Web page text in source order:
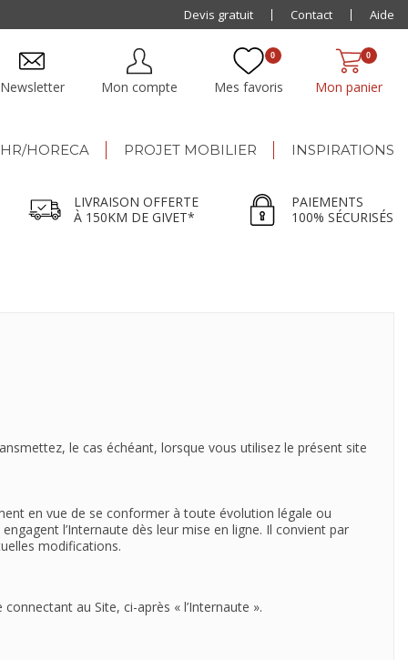
Mon panier
0
Mes favoris
0
Mon compte
Newsletter
HORECA PROJET MOBILIER INSPIRATIONS
LIVRAISON OFFERTE
À 150KM DE GIVET*
PAIEMENTS
100% SÉCURISÉS
le cas échéant, lorsque vous utilisez le présent site
en vue de se conformer à toute évolution légale ou
l’Internaute dès leur mise en ligne. Il convient par
modifications.
au Site, ci-après « l’Internaute ».
Paiement jusqu'à48x
Devis gratuit Contact Aide